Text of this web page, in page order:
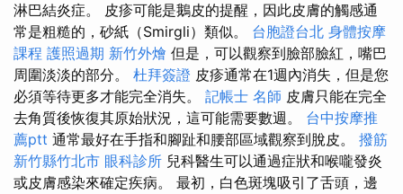
淋巴結炎症。 皮疹可能是鵝皮的提醒，因此皮膚的觸感通
常是粗糙的，砂紙（Smirgli）類似。 台胞證台北 身體按摩
課程 護照過期 新竹外燴 但是，可以觀察到臉部臉紅，嘴巴
周圍淡淡的部分。 杜拜簽證 皮疹通常在1週內消失，但是您
必須等待更多才能完全消失。 記帳士 名師 皮膚只能在完全
去角質後恢復其原始狀況，這可能需要數週。 台中按摩推
薦ptt 通常最好在手指和腳趾和腰部區域觀察到脫皮。 撥筋
新竹縣竹北市 眼科診所 兒科醫生可以通過症狀和喉嚨發炎
或皮膚感染來確定疾病。 最初，白色斑塊吸引了舌頭，邊